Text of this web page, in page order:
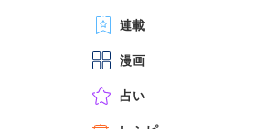
連載
漫画
占い